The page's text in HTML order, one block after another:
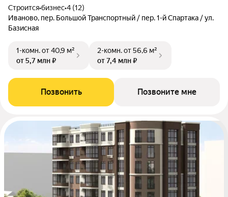
Строится•бизнес•4 (12)
Иваново, пер. Большой Транспортный / пер. 1-й Спартака / ул.
Базисная
1-комн.от 40,9 м²
от 5,7 млн ₽
2-комн.от 56,6 м²
от 7,4 млн ₽
Позвонить Позвоните мне